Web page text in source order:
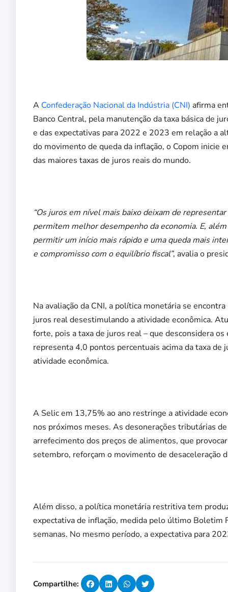
A Confederação Nacional da Indústria (CNI) afirma
Banco Central, pela manutenção da taxa básica de
e das expectativas para 2022 e 2023 em relação a
do movimento de queda da inflação, o Copom inicie
das maiores taxas de juros reais do mundo.
“Os juros em nível mais baixo deixam de
permitem melhor desempenho da economia. E,
permitir um início mais rápido e uma queda mais
e compromisso com o equilíbrio fiscal”, avalia o
Na avaliação da CNI, a política monetária se
juros real desestimulando a atividade econômica.
forte, pois a taxa de juros real – que desconsidera
representa 4,0 pontos percentuais acima da taxa
atividade econômica.
A Selic em 13,75% ao ano restringe a atividade
nos próximos meses. As desonerações tributárias
arrefecimento dos preços de alimentos, que
setembro, reforçam o movimento de desaceleração
Além disso, a política monetária restritiva tem
expectativa de inflação, medida pelo último Boletim
semanas. No mesmo período, a expectativa para
Compartilhe: